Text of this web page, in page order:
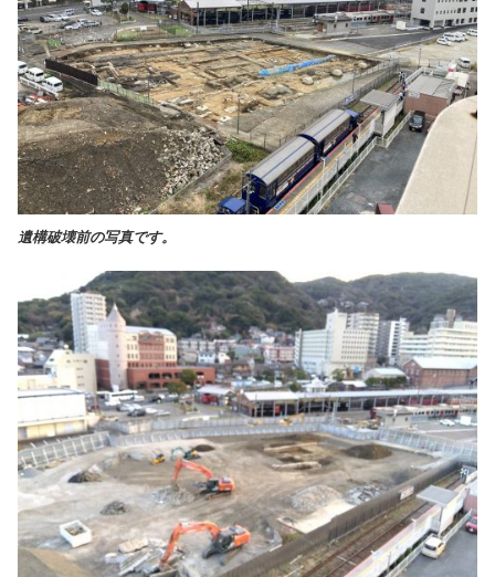
遺構破壊前の写真です。